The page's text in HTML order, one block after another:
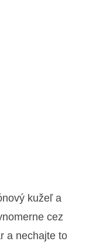
kužeľ a
cez
a nechajte to